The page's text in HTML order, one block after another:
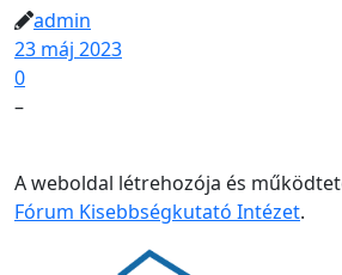
admin
23 máj 2023
0
–
A weboldal létrehozója és
Fórum Kisebbségkutató Intézet.